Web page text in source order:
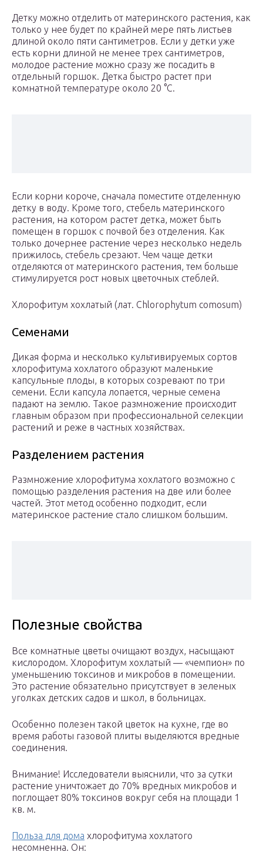
Детку можно отделить от материнского растения, как
только у нее будет по крайней мере пять листьев
длиной около пяти сантиметров. Если у детки уже
есть корни длиной не менее трех сантиметров,
молодое растение можно сразу же посадить в
отдельный горшок. Детка быстро растет при
комнатной температуре около 20 °C.
Если корни короче, сначала поместите отделенную
детку в воду. Кроме того, стебель материнского
растения, на котором растет детка, может быть
помещен в горшок с почвой без отделения. Как
только дочернее растение через несколько недель
прижилось, стебель срезают. Чем чаще детки
отделяются от материнского растения, тем больше
стимулируется рост новых цветочных стеблей.
Хлорофитум хохлатый (лат. Chlorophytum comosum)
Семенами
Дикая форма и несколько культивируемых сортов
хлорофитума хохлатого образуют маленькие
капсульные плоды, в которых созревают по три
семени. Если капсула лопается, черные семена
падают на землю. Такое размножение происходит
главным образом при профессиональной селекции
растений и реже в частных хозяйствах.
Разделением растения
Размножение хлорофитума хохлатого возможно с
помощью разделения растения на две или более
частей. Этот метод особенно подходит, если
материнское растение стало слишком большим.
Полезные свойства
Все комнатные цветы очищают воздух, насыщают
кислородом. Хлорофитум хохлатый — «чемпион» по
уменьшению токсинов и микробов в помещении.
Это растение обязательно присутствует в зеленых
уголках детских садов и школ, в больницах.
Особенно полезен такой цветок на кухне, где во
время работы газовой плиты выделяются вредные
соединения.
Внимание! Исследователи выяснили, что за сутки
растение уничтожает до 70% вредных микробов и
поглощает 80% токсинов вокруг себя на площади 1
кв. м.
Польза для дома хлорофитума хохлатого
несомненна. Он: